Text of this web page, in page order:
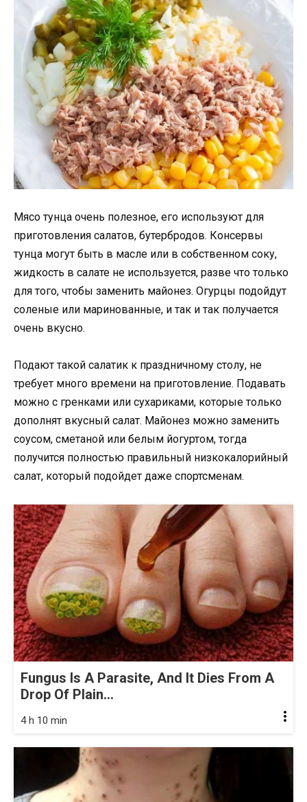
Мясо тунца очень полезное, его используют для
приготовления салатов, бутербродов. Консервы
тунца могут быть в масле или в собственном соку,
жидкость в салате не используется, разве что только
для того, чтобы заменить майонез. Огурцы подойдут
соленые или маринованные, и так и так получается
очень вкусно.
Подают такой салатик к праздничному столу, не
требует много времени на приготовление. Подавать
можно с гренками или сухариками, которые только
дополнят вкусный салат. Майонез можно заменить
соусом, сметаной или белым йогуртом, тогда
получится полностью правильный низкокалорийный
салат, который подойдет даже спортсменам.
Fungus Is A Parasite, And It Dies From A
Drop Of Plain...
4 h 10 min